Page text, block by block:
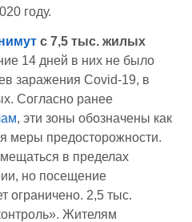
году.
с 7,5 тыс. жилых
14 дней в них не было
заражения Covid-19, в
Согласно ранее
, эти зоны обозначены как
меры предосторожности.
в пределах
но посещение
ограничено. 2,5 тыс.
Жителям